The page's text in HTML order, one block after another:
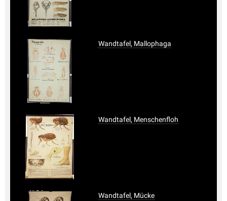
Wandtafel, Mallophaga
Wandtafel, Menschenfloh
Wandtafel, Mücke